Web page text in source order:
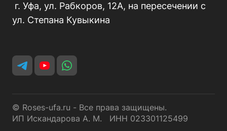
г. Уфа, ул. Рабкоров, 12А, на пересечении с
ул. Степана Кувыкина
© Roses-ufa.ru - Все права защищены.
ИП Искандарова А. М. ИНН 023301125499